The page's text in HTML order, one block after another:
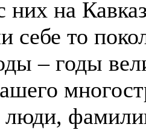
на
себе то
– годы